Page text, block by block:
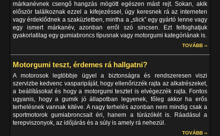
márkanévnek csengő hangzás mögött egészen mást rejt. Sokan, akik
először találkoznak ezzel a kifejezéssel, úgy keresnek rá az interneten
vagy érdeklődnek a szaküzletben, mintha a „slick” egy gyártó lenne vagy
egy ismert márkanév, azonban erről szó sincsen. Ezt felfoghatjuk
gyakorlatilag egy gumiabroncs típusnak vagy motorgumi kategóriának is.
TOVÁBB ››
Motorgumi teszt, érdemes rá hallgatni?
A motorosok legtöbbje ügyel a biztonságra és rendszeresen viszi
szervizbe kedvenc vasparipáját, hogy ellenőrizzék rajta az alkatrészeket,
a beállításokat és hogy a motorgumi tesztet is elvégezzék rajta. Fontos
ugyanis, hogy a gumik jó állapotban legyenek, főleg akkor ha erős
terhelésnek vannak kitéve. A nagy terhelés azonban nem mindig csak a
sportmotorok gumiabroncsait éri, hanem a túrázókét is. Ráadásul a
terepviszonyok, az időjárás és a súly is amely rá nehezül.
TOVÁBB ››